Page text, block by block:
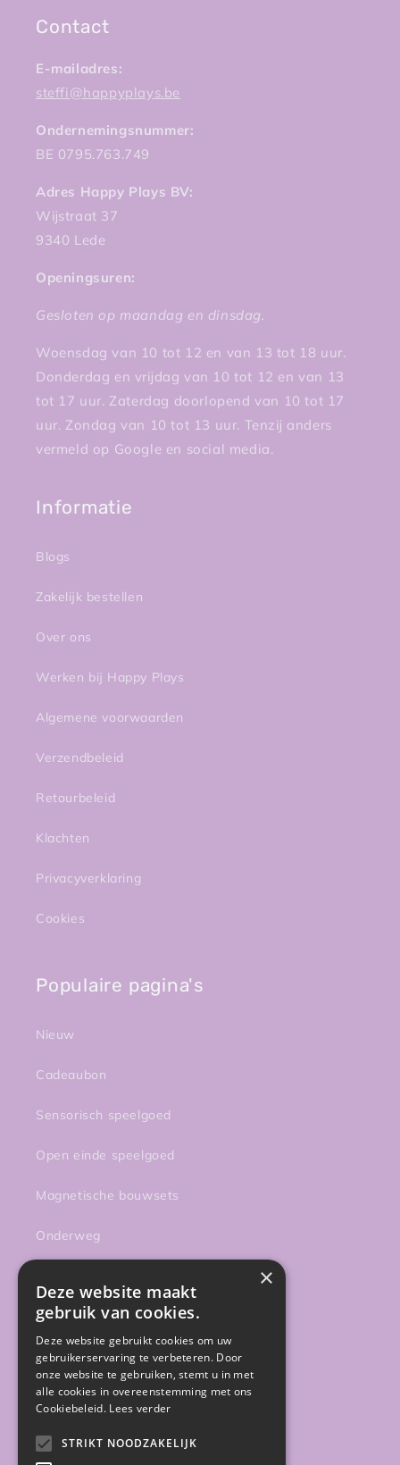
Contact
E-mailadres:
steffi@happyplays.be
Ondernemingsnummer:
BE 0795.763.749
Adres Happy Plays BV:
Wijstraat 37
9340 Lede
Openingsuren:
Gesloten op maandag en dinsdag.
Woensdag van 10 tot 12 en van 13 tot 18 uur.
Donderdag en vrijdag van 10 tot 12 en van 13
tot 17 uur. Zaterdag doorlopend van 10 tot 17
uur. Zondag van 10 tot 13 uur. Tenzij anders
vermeld op Google en social media.
Informatie
Blogs
Zakelijk bestellen
Over ons
Werken bij Happy Plays
Algemene voorwaarden
Verzendbeleid
Retourbeleid
Klachten
Privacyverklaring
Cookies
Populaire pagina's
Nieuw
Cadeaubon
Sensorisch speelgoed
Open einde speelgoed
Magnetische bouwsets
Onderweg
Sale
Gratis gidsen
Facebook
×
Deze website maakt
gebruik van cookies.
Deze website gebruikt cookies om uw
gebruikerservaring te verbeteren. Door
onze website te gebruiken, stemt u in met
alle cookies in overeenstemming met ons
Cookiebeleid. Lees verder
STRIKT NOODZAKELIJK